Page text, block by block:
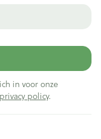
in voor onze
privacy policy.